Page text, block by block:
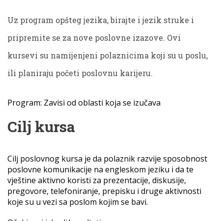
Uz program opšteg jezika, birajte i jezik struke i
pripremite se za nove poslovne izazove. Ovi
kursevi su namijenjeni polaznicima koji su u poslu,
ili planiraju početi poslovnu karijeru.
Program: Zavisi od oblasti koja se izučava
Cilj kursa
Cilj poslovnog kursa je da polaznik razvije sposobnost
poslovne komunikacije na engleskom jeziku i da te
vještine aktivno koristi za prezentacije, diskusije,
pregovore, telefoniranje, prepisku i druge aktivnosti
koje su u vezi sa poslom kojim se bavi.